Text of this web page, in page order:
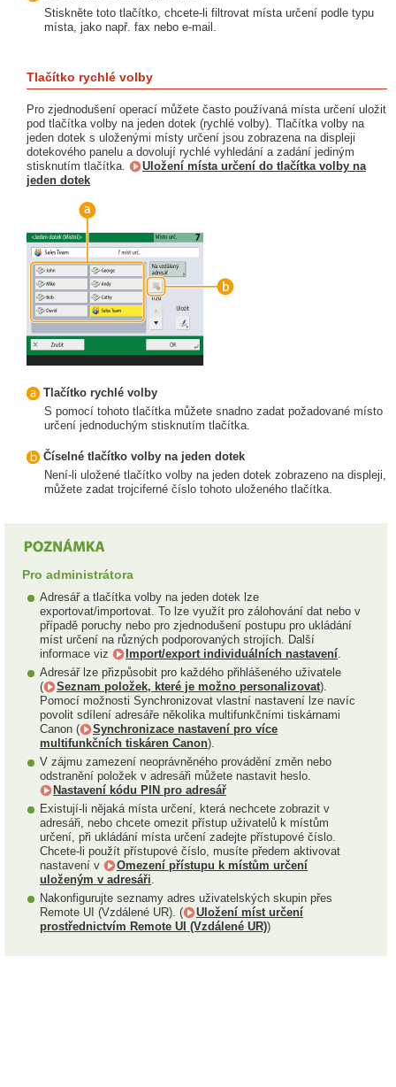
Stiskněte toto tlačítko, chcete-li filtrovat místa určení podle typu
místa, jako např. fax nebo e-mail.
Tlačítko rychlé volby
Pro zjednodušení operací můžete často používaná místa určení uložit
pod tlačítka volby na jeden dotek (rychlé volby). Tlačítka volby na
jeden dotek s uloženými místy určení jsou zobrazena na displeji
dotekového panelu a dovolují rychlé vyhledání a zadání jediným
stisknutím tlačítka.
Uložení místa určení do tlačítka volby na
jeden dotek
Tlačítko rychlé volby
S pomocí tohoto tlačítka můžete snadno zadat požadované místo
určení jednoduchým stisknutím tlačítka.
Číselné tlačítko volby na jeden dotek
Není-li uložené tlačítko volby na jeden dotek zobrazeno na displeji,
můžete zadat trojciferné číslo tohoto uloženého tlačítka.
Pro administrátora
Adresář a tlačítka volby na jeden dotek lze
exportovat/importovat. To lze využít pro zálohování dat nebo v
případě poruchy nebo pro zjednodušení postupu pro ukládání
míst určení na různých podporovaných strojích. Další
informace viz
Import/export individuálních nastavení
Adresář lze přizpůsobit pro každého přihlášeného uživatele
(
Seznam položek, které je možno personalizovat).
Pomocí možnosti Synchronizovat vlastní nastavení lze navíc
povolit sdílení adresáře několika multifunkčními tiskárnami
Canon (
Synchronizace nastavení pro více
multifunkčních tiskáren Canon).
V zájmu zamezení neoprávněného provádění změn nebo
odstranění položek v adresáři můžete nastavit heslo.
Nastavení kódu PIN pro adresář
Existují-li nějaká místa určení, která nechcete zobrazit v
adresáři, nebo chcete omezit přístup uživatelů k místům
určení, při ukládání místa určení zadejte přístupové číslo.
Chcete-li použít přístupové číslo, musíte předem aktivovat
nastavení v
Omezení přístupu k místům určení
uloženým v adresáři
Nakonfigurujte seznamy adres uživatelských skupin přes
Remote UI (Vzdálené UR). (
Uložení míst určení
prostřednictvím Remote UI (Vzdálené UR))